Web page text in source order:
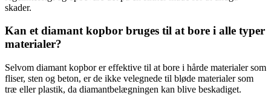
skader.
Kan et diamant kopbor bruges til at bore i alle typer
materialer?
Selvom diamant kopbor er effektive til at bore i hårde materialer som
fliser, sten og beton, er de ikke velegnede til bløde materialer som
træ eller plastik, da diamantbelægningen kan blive beskadiget.